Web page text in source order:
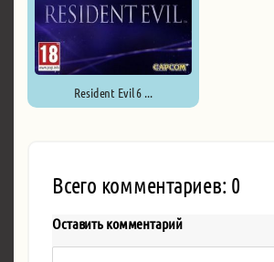
Resident Evil 6 ...
Всего комментариев: 0
Оставить комментарий